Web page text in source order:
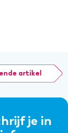
artikel
je in